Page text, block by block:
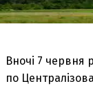
Вночі 7 червня
по